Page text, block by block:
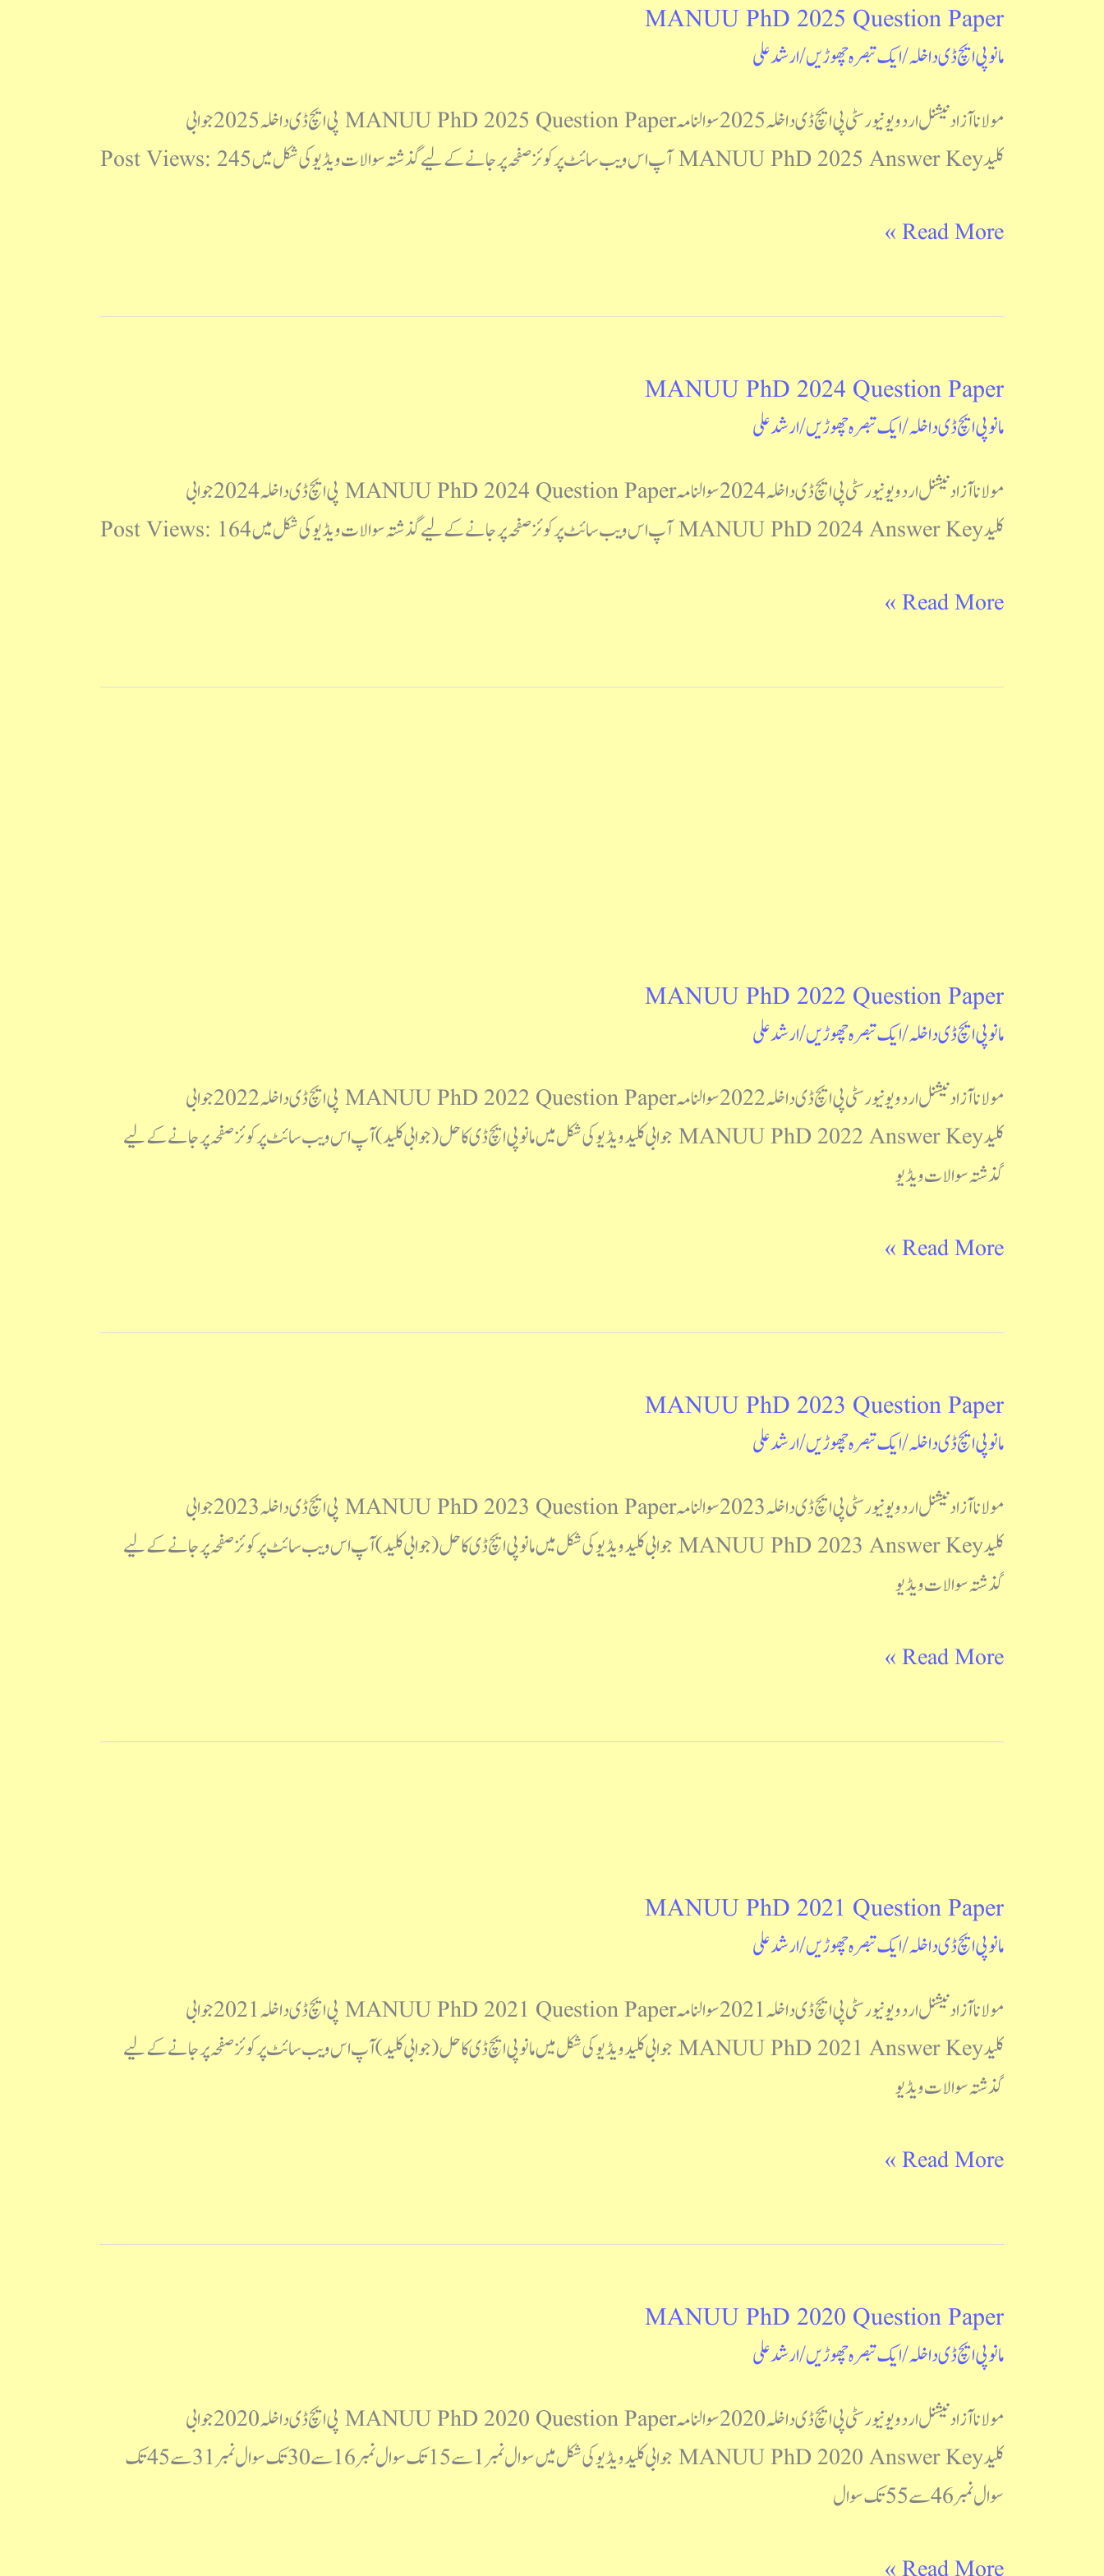
MANUU PhD 2025 Question Paper
مانو پی ایچ ڈی داخلہ/ایک تبصرہ چھوڑیں/ارشد علی
مولانا آزاد نیشنل اردو یونیورسٹی پی ایچ ڈی داخلہ 2025 سوالنامہ MANUU PhD 2025 Question Paper پی ایچ ڈی داخلہ 2025 جوابی
کلید MANUU PhD 2025 Answer Key آپ اس ویب سائٹ پرکوئز صفحہ پر جانے کے لیے گذشتہ سوالات ویڈیو کی شکل میں Post Views: 245
MANUU
PhD
Question
Paper
Read More »
MANUU PhD 2024 Question Paper
مانو پی ایچ ڈی داخلہ/ایک تبصرہ چھوڑیں/ارشد علی
مولانا آزاد نیشنل اردو یونیورسٹی پی ایچ ڈی داخلہ 2024 سوالنامہ MANUU PhD 2024 Question Paper پی ایچ ڈی داخلہ 2024 جوابی
کلید MANUU PhD 2024 Answer Key آپ اس ویب سائٹ پرکوئز صفحہ پر جانے کے لیے گذشتہ سوالات ویڈیو کی شکل میں Post Views: 164
MANUU
PhD
Question
Paper
Read More »
MANUU PhD 2022 Question Paper
مانو پی ایچ ڈی داخلہ/ایک تبصرہ چھوڑیں/ارشد علی
مولانا آزاد نیشنل اردو یونیورسٹی پی ایچ ڈی داخلہ 2022 سوالنامہ MANUU PhD 2022 Question Paper پی ایچ ڈی داخلہ 2022 جوابی
کلید MANUU PhD 2022 Answer Key جوابی کلید ویڈیو کی شکل میں مانو پی ایچ ڈی کا حل (جوابی کلید) آپ اس ویب سائٹ پرکوئز صفحہ پر جانے کے لیے
گذشتہ سوالات ویڈیو
MANUU
PhD
Question
Paper
Read More »
MANUU PhD 2023 Question Paper
مانو پی ایچ ڈی داخلہ/ایک تبصرہ چھوڑیں/ارشد علی
مولانا آزاد نیشنل اردو یونیورسٹی پی ایچ ڈی داخلہ 2023 سوالنامہ MANUU PhD 2023 Question Paper پی ایچ ڈی داخلہ 2023 جوابی
کلید MANUU PhD 2023 Answer Key جوابی کلید ویڈیو کی شکل میں مانو پی ایچ ڈی کا حل (جوابی کلید) آپ اس ویب سائٹ پرکوئز صفحہ پر جانے کے لیے
گذشتہ سوالات ویڈیو
MANUU
PhD
Question
Paper
Read More »
MANUU PhD 2021 Question Paper
مانو پی ایچ ڈی داخلہ/ایک تبصرہ چھوڑیں/ارشد علی
مولانا آزاد نیشنل اردو یونیورسٹی پی ایچ ڈی داخلہ 2021 سوالنامہ MANUU PhD 2021 Question Paper پی ایچ ڈی داخلہ 2021 جوابی
کلید MANUU PhD 2021 Answer Key جوابی کلید ویڈیو کی شکل میں مانو پی ایچ ڈی کا حل (جوابی کلید) آپ اس ویب سائٹ پرکوئز صفحہ پر جانے کے لیے
گذشتہ سوالات ویڈیو
MANUU
PhD
Question
Paper
Read More »
MANUU PhD 2020 Question Paper
مانو پی ایچ ڈی داخلہ/ایک تبصرہ چھوڑیں/ارشد علی
مولانا آزاد نیشنل اردو یونیورسٹی پی ایچ ڈی داخلہ 2020 سوالنامہ MANUU PhD 2020 Question Paper پی ایچ ڈی داخلہ 2020 جوابی
کلید MANUU PhD 2020 Answer Key جوابی کلید ویڈیو کی شکل میں سوال نمبر1 سے 15 تک سوال نمبر16 سے 30 تک سوال نمبر31 سے 45 تک
سوال نمبر46 سے 55 تک سوال
MANUU
PhD
Question
Paper
Read More »